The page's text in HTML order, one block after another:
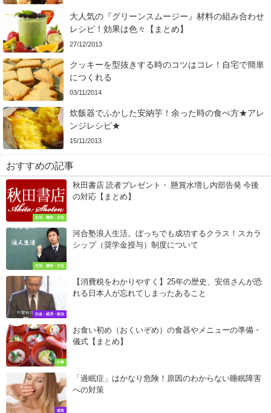
大人気の『グリーンスムージー』材料の組み合わせ
レシピ！効果は色々【まとめ】
27/12/2013
クッキーを型抜きする時のコツはコレ！自宅で簡単
につくれる
03/11/2014
炊飯器でふかした安納芋！余った時の食べ方★アレ
ンジレシピ★
15/11/2013
おすすめの記事
生活・趣味・文化
秋田書店 読者プレゼント・ 懸賞水増し内部告発 今後
の対応【まとめ】
生活・趣味・文化
河合塾浪人生活。ぼっちでも成功するクラス！スカラ
シップ（奨学金授与）制度について
社会・経済・政治
【消費税をわかりやすく】25年の歴史、安倍さんが恐
れる日本人が忘れてしまったあること
行事
お食い初め（おくいぞめ）の食器やメニューの準備・
儀式【まとめ】
病気
「過眠症」はかなり危険！原因のわからない睡眠障害
への対策